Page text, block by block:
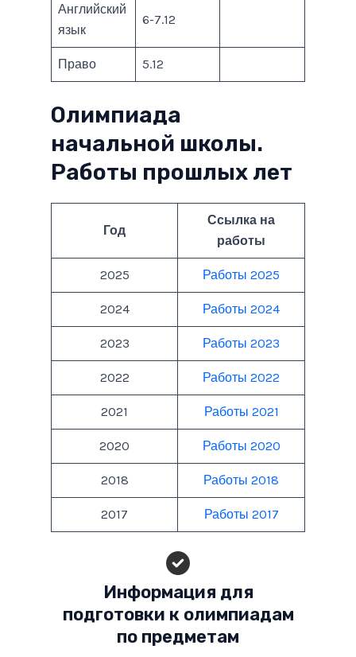
Английский
язык
6-7.12
Право 5.12
Олимпиада
начальной школы.
Работы прошлых лет
Год
Ссылка на
работы
2025 Работы 2025
2024 Работы 2024
2023 Работы 2023
2022 Работы 2022
2021 Работы 2021
2020 Работы 2020
2018 Работы 2018
2017 Работы 2017
Информация для
подготовки к олимпиадам
по предметам